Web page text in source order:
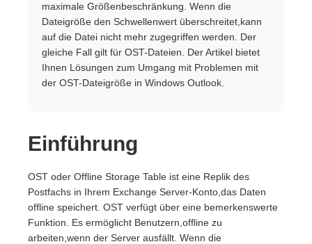
maximale Größenbeschränkung. Wenn die
Dateigröße den Schwellenwert überschreitet,kann
auf die Datei nicht mehr zugegriffen werden. Der
gleiche Fall gilt für OST-Dateien. Der Artikel bietet
Ihnen Lösungen zum Umgang mit Problemen mit
der OST-Dateigröße in Windows Outlook.
Einführung
OST oder Offline Storage Table ist eine Replik des
Postfachs in Ihrem Exchange Server-Konto,das Daten
offline speichert. OST verfügt über eine bemerkenswerte
Funktion. Es ermöglicht Benutzern,offline zu
arbeiten,wenn der Server ausfällt. Wenn die